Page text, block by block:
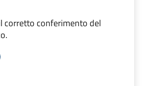
corretto conferimento del